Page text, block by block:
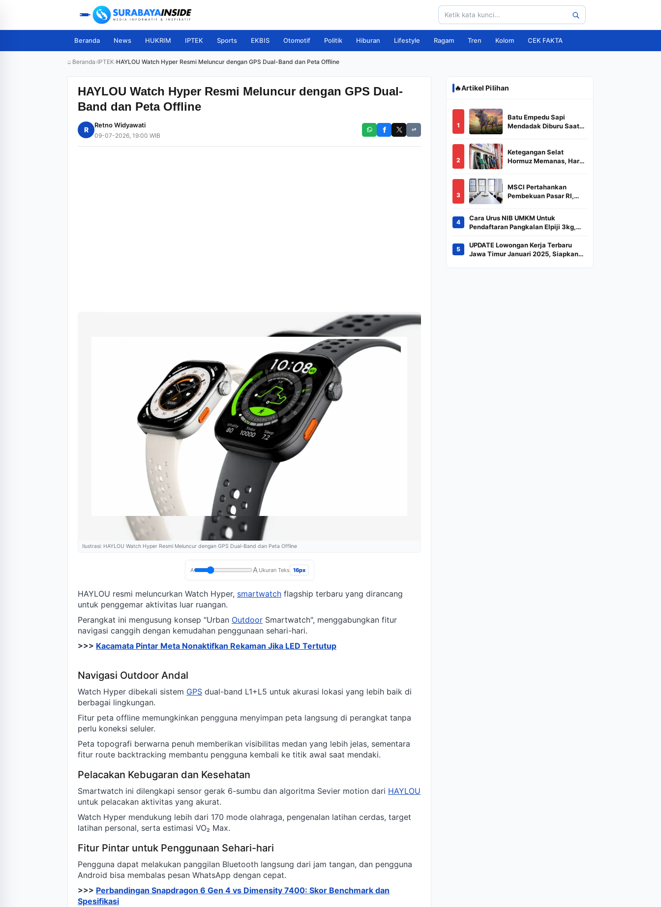
Beranda News HUKRIM IPTEK Sports EKBIS Otomotif Politik Hiburan Lifestyle Ragam Tren Kolom CEK FAKTA
⌂ Beranda›IPTEK›HAYLOU Watch Hyper Resmi Meluncur dengan GPS Dual-Band dan Peta Offline
HAYLOU Watch Hyper Resmi Meluncur dengan GPS Dual-
Band dan Peta Offline
R
Retno Widyawati
09-07-2026, 19:00 WIB
Ilustrasi: HAYLOU Watch Hyper Resmi Meluncur dengan GPS Dual-Band dan Peta Offline
A A Ukuran Teks 16px
HAYLOU resmi meluncurkan Watch Hyper, smartwatch flagship terbaru yang dirancang
untuk penggemar aktivitas luar ruangan.
Perangkat ini mengusung konsep "Urban Outdoor Smartwatch", menggabungkan fitur
navigasi canggih dengan kemudahan penggunaan sehari-hari.
>>> Kacamata Pintar Meta Nonaktifkan Rekaman Jika LED Tertutup
Navigasi Outdoor Andal
Watch Hyper dibekali sistem GPS dual-band L1+L5 untuk akurasi lokasi yang lebih baik di
berbagai lingkungan.
Fitur peta offline memungkinkan pengguna menyimpan peta langsung di perangkat tanpa
perlu koneksi seluler.
Peta topografi berwarna penuh memberikan visibilitas medan yang lebih jelas, sementara
fitur route backtracking membantu pengguna kembali ke titik awal saat mendaki.
Pelacakan Kebugaran dan Kesehatan
Smartwatch ini dilengkapi sensor gerak 6-sumbu dan algoritma Sevier motion dari HAYLOU
untuk pelacakan aktivitas yang akurat.
Watch Hyper mendukung lebih dari 170 mode olahraga, pengenalan latihan cerdas, target
latihan personal, serta estimasi VO₂ Max.
Fitur Pintar untuk Penggunaan Sehari-hari
Pengguna dapat melakukan panggilan Bluetooth langsung dari jam tangan, dan pengguna
Android bisa membalas pesan WhatsApp dengan cepat.
>>> Perbandingan Snapdragon 6 Gen 4 vs Dimensity 7400: Skor Benchmark dan
Spesifikasi
🔥Artikel Pilihan
1
Batu Empedu Sapi
Mendadak Diburu Saat
Puluhan Juta
2
Ketegangan Selat
Hormuz Memanas, Harga
3
MSCI Pertahankan
Pembekuan Pasar RI,
Indeks
4
Cara Urus NIB UMKM Untuk
Pendaftaran Pangkalan Elpiji 3kg,
Kilogram
5
UPDATE Lowongan Kerja Terbaru
Jawa Timur Januari 2025, Siapkan